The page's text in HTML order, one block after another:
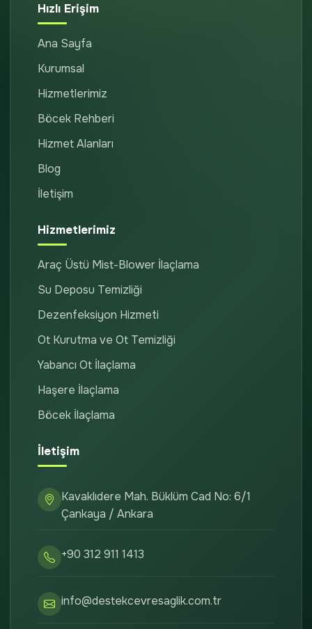
Hızlı Erişim
Ana Sayfa
Kurumsal
Hizmetlerimiz
Böcek Rehberi
Hizmet Alanları
Blog
İletişim
Hizmetlerimiz
Araç Üstü Mist-Blower İlaçlama
Su Deposu Temizliği
Dezenfeksiyon Hizmeti
Ot Kurutma ve Ot Temizliği
Yabancı Ot İlaçlama
Haşere İlaçlama
Böcek İlaçlama
İletişim
Kavaklıdere Mah. Büklüm Cad No: 6/1
Çankaya / Ankara
+90 312 911 1413
info@destekcevresaglik.com.tr